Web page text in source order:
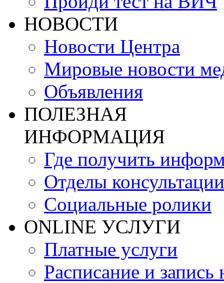
НОВОСТИ
Новости Центра
Мировые новости
Объявления
ПОЛЕЗНАЯ
ИНФОРМАЦИЯ
Где получить
Отделы консультации
Социальные ролики
ONLINE УСЛУГИ
Платные услуги
Расписание и запись